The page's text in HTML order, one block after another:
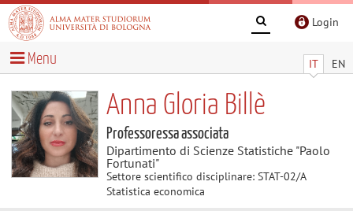
Login
IT EN
Menu
Anna Gloria Billè
Professoressa associata
Dipartimento di Scienze Statistiche "Paolo
Fortunati"
Settore scientifico disciplinare: STAT-02/A
Statistica economica